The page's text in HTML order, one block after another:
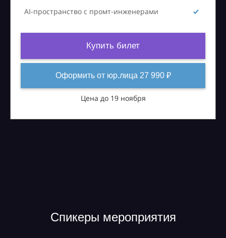
AI-пространство с промт-инженерами
Купить билет
Оформить от юр.лица 27 990 ₽
Цена до 19 ноября
Спикеры мероприятия